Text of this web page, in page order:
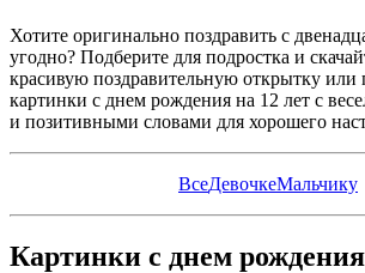
Хотите оригинально поздравить с
угодно? Подберите для подростка и
красивую поздравительную открытку
картинки с днем рождения на 12 лет с
и позитивными словами для хорошего
ВсеДевочкеМальчику
Картинки с днем